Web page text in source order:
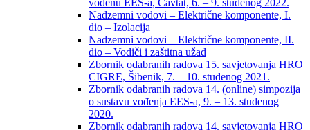
vođenu EES-a, Cavtat, 6. – 9. studenog 2022.
Nadzemni vodovi – Električne komponente, I.
dio – Izolacija
Nadzemni vodovi – Električne komponente, II.
dio – Vodiči i zaštitna užad
Zbornik odabranih radova 15. savjetovanja HRO
CIGRE, Šibenik, 7. – 10. studenog 2021.
Zbornik odabranih radova 14. (online) simpozija
o sustavu vođenja EES-a, 9. – 13. studenog
2020.
Zbornik odabranih radova 14. savjetovanja HRO